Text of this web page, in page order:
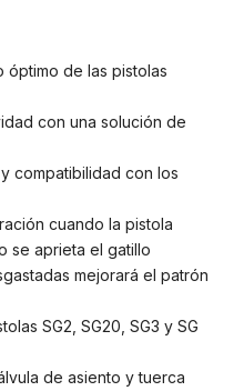
óptimo de las pistolas
con una solución de
compatibilidad con los
cuando la pistola
se aprieta el gatillo
mejorará el patrón
SG2, SG20, SG3 y SG
de asiento y tuerca